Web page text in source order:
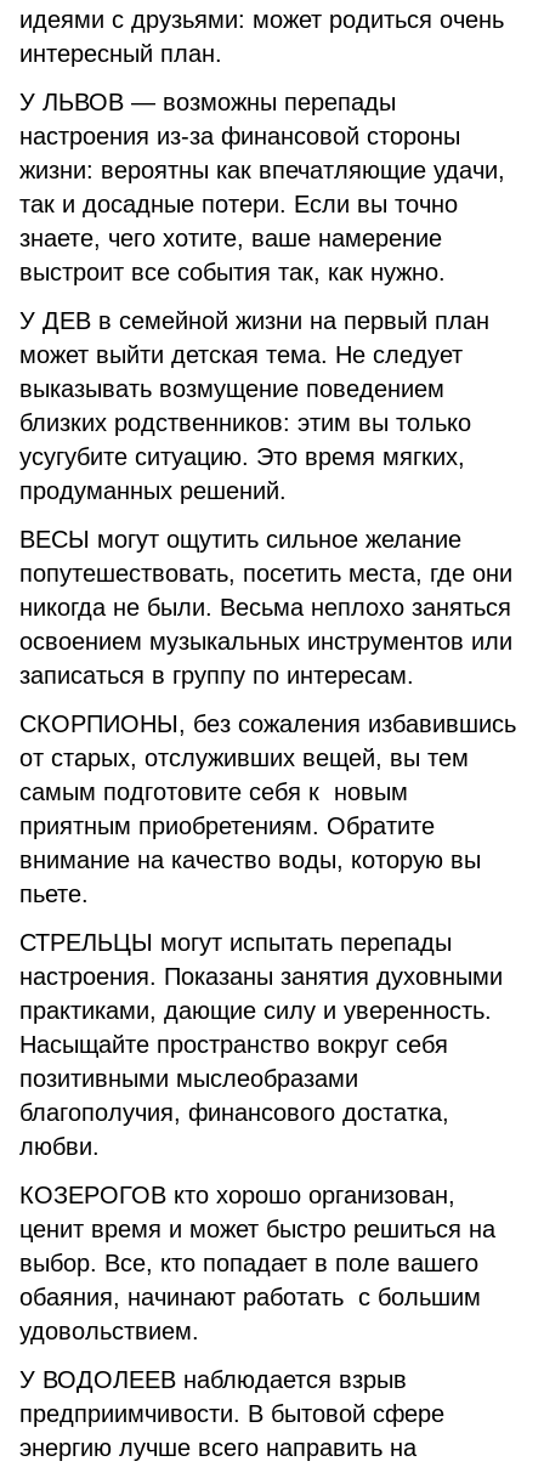
идеями с друзьями: может родиться очень
интересный план.
У ЛЬВОВ — возможны перепады
настроения из-за финансовой стороны
жизни: вероятны как впечатляющие удачи,
так и досадные потери. Если вы точно
знаете, чего хотите, ваше намерение
выстроит все события так, как нужно.
У ДЕВ в семейной жизни на первый план
может выйти детская тема. Не следует
выказывать возмущение поведением
близких родственников: этим вы только
усугубите ситуацию. Это время мягких,
продуманных решений.
ВЕСЫ могут ощутить сильное желание
попутешествовать, посетить места, где они
никогда не были. Весьма неплохо заняться
освоением музыкальных инструментов или
записаться в группу по интересам.
СКОРПИОНЫ, без сожаления избавившись
от старых, отслуживших вещей, вы тем
самым подготовите себя к новым
приятным приобретениям. Обратите
внимание на качество воды, которую вы
пьете.
СТРЕЛЬЦЫ могут испытать перепады
настроения. Показаны занятия духовными
практиками, дающие силу и уверенность.
Насыщайте пространство вокруг себя
позитивными мыслеобразами
благополучия, финансового достатка,
любви.
КОЗЕРОГОВ кто хорошо организован,
ценит время и может быстро решиться на
выбор. Все, кто попадает в поле вашего
обаяния, начинают работать с большим
удовольствием.
У ВОДОЛЕЕВ наблюдается взрыв
предприимчивости. В бытовой сфере
энергию лучше всего направить на